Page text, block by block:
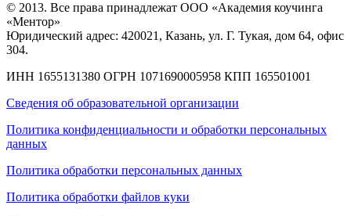
© 2013. Все права принадлежат ООО «Академия коучинга
«Ментор»
Юридический адрес: 420021, Казань, ул. Г. Тукая, дом 64, офис
304.
ИНН 1655131380 ОГРН 1071690005958 КПП 165501001
Сведения об образовательной организации
Политика конфиденциальности и обработки персональных
данных
Политика обработки персональных данных
Политика обработки файлов куки